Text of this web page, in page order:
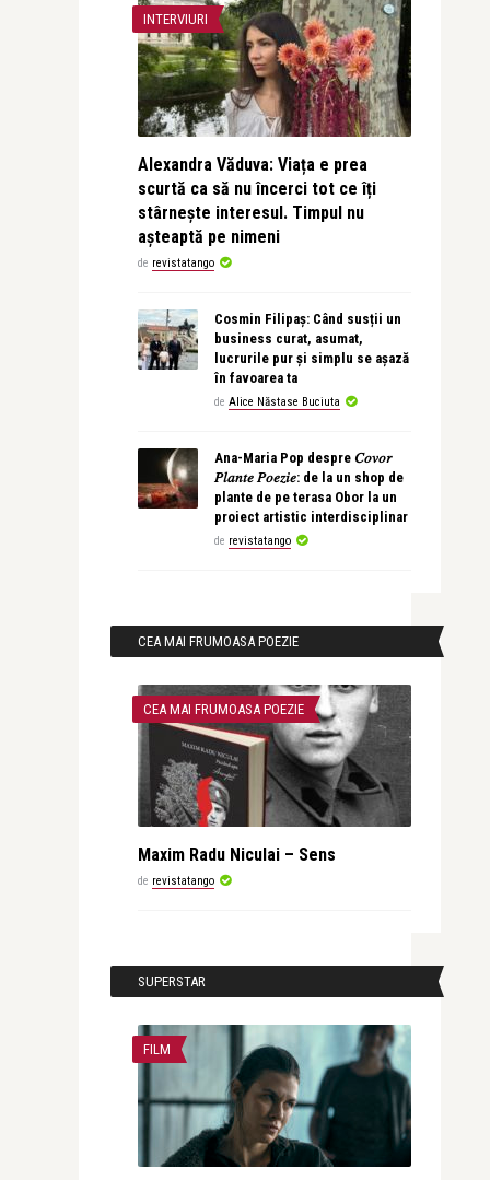
INTERVIURI
Alexandra Văduva: Viața e prea
scurtă ca să nu încerci tot ce îți
stârnește interesul. Timpul nu
așteaptă pe nimeni
de revistatango
Cosmin Filipaș: Când susții un
business curat, asumat,
lucrurile pur și simplu se așază
în favoarea ta
de Alice Năstase Buciuta
Ana-Maria Pop despre 𝐶𝑜𝑣𝑜𝑟
𝑃𝑙𝑎𝑛𝑡𝑒 𝑃𝑜𝑒𝑧𝑖𝑒: de la un shop de
plante de pe terasa Obor la un
proiect artistic interdisciplinar
de revistatango
CEA MAI FRUMOASA POEZIE
CEA MAI FRUMOASA POEZIE
Maxim Radu Niculai – Sens
de revistatango
SUPERSTAR
FILM